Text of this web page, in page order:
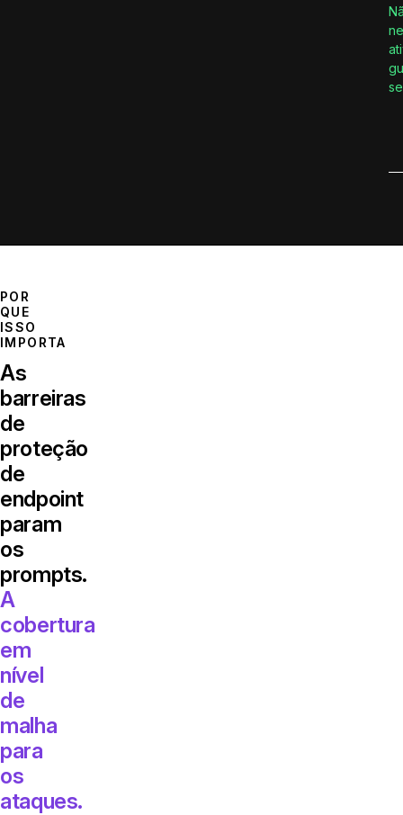
POR
QUE
ISSO
IMPORTA
As
barreiras
de
proteção
de
endpoint
param
os
prompts.
A
cobertura
em
nível
de
malha
para
os
ataques.